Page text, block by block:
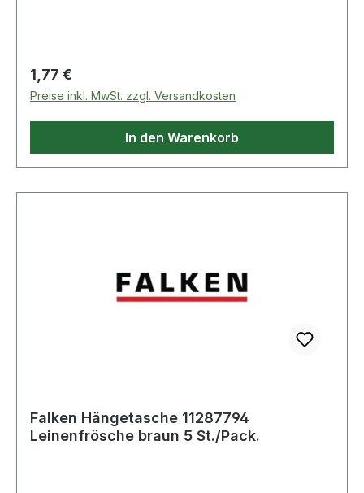
Regulärer Preis:
1,77 €
Preise inkl. MwSt. zzgl. Versandkosten
In den Warenkorb
Falken Hängetasche 11287794
Leinenfrösche braun 5 St./Pack.